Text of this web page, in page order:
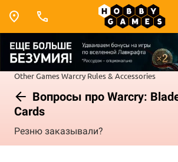
Other GamesWarcry Rules & Accessories
Вопросы про Warcry:
Cards
Резню заказывали?